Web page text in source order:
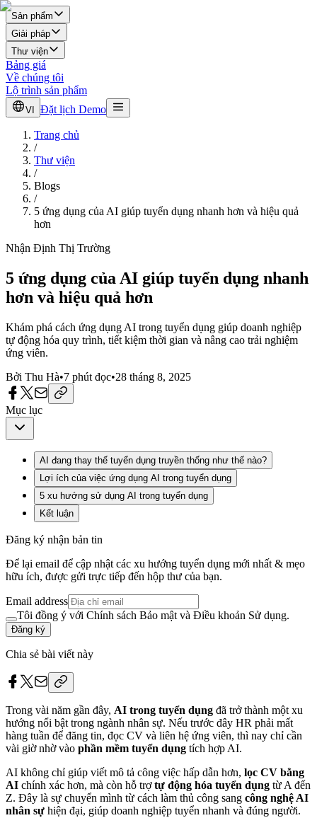
Sản phẩm
Giải pháp
Thư viện
Bảng giá
Về chúng tôi
Lộ trình sản phẩm
VI Đặt lịch Demo
Trang chủ
/
Thư viện
/
Blogs
/
5 ứng dụng của AI giúp tuyển dụng nhanh hơn và hiệu quả
hơn
Nhận Định Thị Trường
5 ứng dụng của AI giúp tuyển dụng nhanh
hơn và hiệu quả hơn
Khám phá cách ứng dụng AI trong tuyển dụng giúp doanh nghiệp
tự động hóa quy trình, tiết kiệm thời gian và nâng cao trải nghiệm
ứng viên.
Bởi Thu Hà•7 phút đọc•28 tháng 8, 2025
Mục lục
AI đang thay thế tuyển dụng truyền thống như thế nào?
Lợi ích của việc ứng dụng AI trong tuyển dụng
5 xu hướng sử dụng AI trong tuyển dụng
Kết luận
Đăng ký nhận bản tin
Để lại email để cập nhật các xu hướng tuyển dụng mới nhất & mẹo
hữu ích, được gửi trực tiếp đến hộp thư của bạn.
Email address
Tôi đồng ý với Chính sách Bảo mật và Điều khoản Sử dụng.
Đăng ký
Chia sẻ bài viết này
Trong vài năm gần đây, AI trong tuyển dụng đã trở thành một xu
hướng nổi bật trong ngành nhân sự. Nếu trước đây HR phải mất
hàng tuần để đăng tin, đọc CV và liên hệ ứng viên, thì nay chỉ cần
vài giờ nhờ vào phần mềm tuyển dụng tích hợp AI.
AI không chỉ giúp viết mô tả công việc hấp dẫn hơn, lọc CV bằng
AI chính xác hơn, mà còn hỗ trợtự động hóa tuyển dụng từ A đến
Z. Đây là sự chuyển mình từ cách làm thủ công sang công nghệ AI
nhân sự hiện đại, giúp doanh nghiệp tuyển nhanh và đúng người.